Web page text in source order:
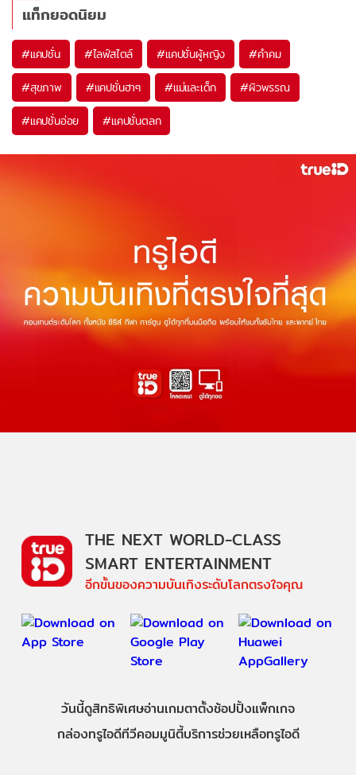
แท็กยอดนิยม
#แคปชั่น #ไลฟ์สไตล์ #แคปชั่นผู้หญิง #คำคม
#สุขภาพ #แคปชั่นฮาๆ #แม่และเด็ก #ผิวพรรณ
#แคปชั่นอ่อย #แคปชั่นตลก
THE NEXT WORLD-CLASS
SMART ENTERTAINMENT
อีกขั้นของความบันเทิงระดับโลกตรงใจคุณ
วันนี้ดูสิทธิพิเศษอ่านเกมตาตั้งช้อปปิ้งแพ็กเกจ
กล่องทรูไอดีทีวีคอมมูนิตี้บริการช่วยเหลือทรูไอดี